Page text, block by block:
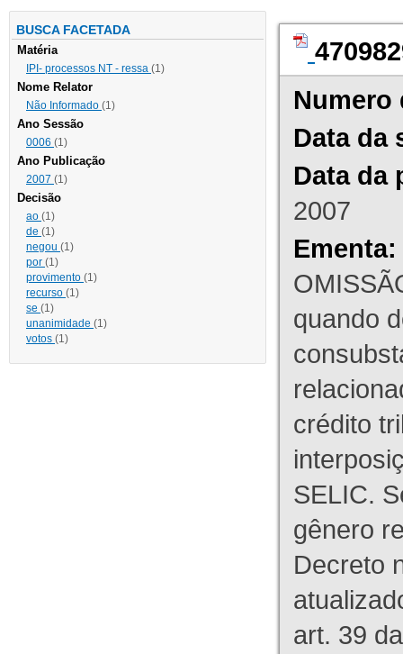
BUSCA FACETADA
Matéria
IPI- processos NT - ressa (1)
Nome Relator
Não Informado (1)
Ano Sessão
0006 (1)
Ano Publicação
2007 (1)
Decisão
ao (1)
de (1)
negou (1)
por (1)
provimento (1)
recurso (1)
se (1)
unanimidade (1)
votos (1)
Numero
Data da
Data da
2007
Ementa:
quando
crédito
SELIC.
gênero
Decreto
art. 39